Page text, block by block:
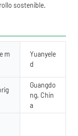
sostenible.
m
Yuanyele
d
Guangdo
ng, Chin
a